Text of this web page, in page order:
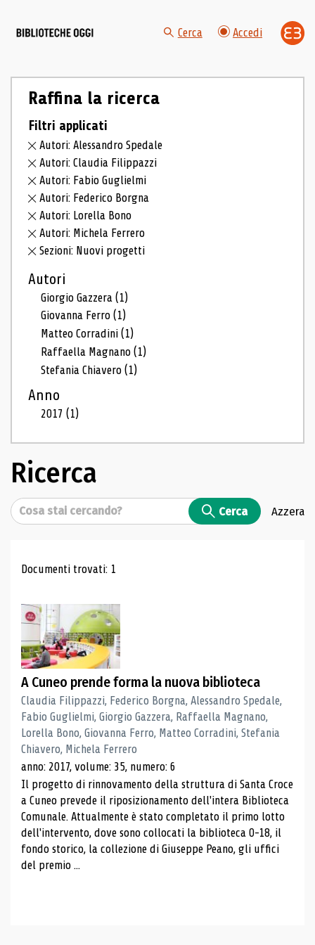
Cerca Accedi
Raffina la ricerca
Filtri applicati
Autori: Alessandro Spedale
Autori: Claudia Filippazzi
Autori: Fabio Guglielmi
Autori: Federico Borgna
Autori: Lorella Bono
Autori: Michela Ferrero
Sezioni: Nuovi progetti
Autori
Giorgio Gazzera(1)
Giovanna Ferro(1)
Matteo Corradini(1)
Raffaella Magnano(1)
Stefania Chiavero(1)
Anno
2017(1)
Ricerca
Cerca Cerca Azzera
Risultati di ricerca
Documenti trovati: 1
A Cuneo prende forma la nuova biblioteca
Claudia Filippazzi, Federico Borgna, Alessandro Spedale,
Fabio Guglielmi, Giorgio Gazzera, Raffaella Magnano,
Lorella Bono, Giovanna Ferro, Matteo Corradini, Stefania
Chiavero, Michela Ferrero
anno: 2017, volume: 35, numero: 6
Il progetto di rinnovamento della struttura di Santa Croce
a Cuneo prevede il riposizionamento dell'intera Biblioteca
Comunale. Attualmente è stato completato il primo lotto
dell'intervento, dove sono collocati la biblioteca 0-18, il
fondo storico, la collezione di Giuseppe Peano, gli uffici
del premio ...